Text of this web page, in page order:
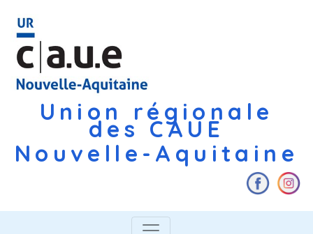
Union régionale
des CAUE
Nouvelle-Aquitaine